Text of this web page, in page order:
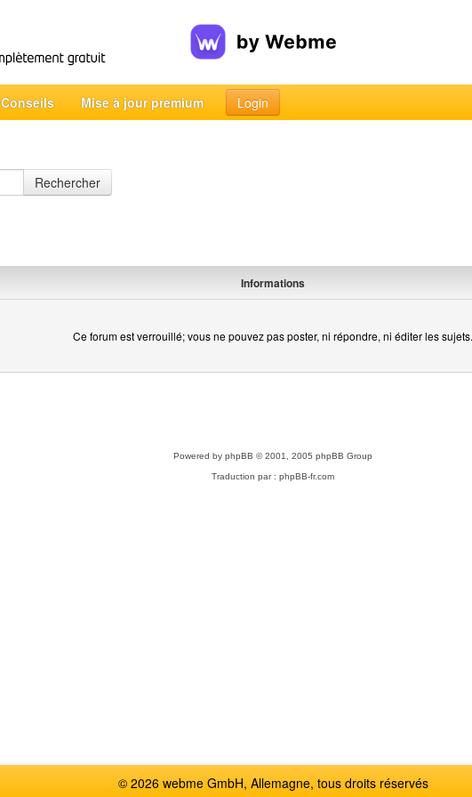
Conseils Mise à jour premium Login
Rechercher
Informations
Ce forum est verrouillé; vous ne pouvez pas poster, ni répondre, ni éditer les sujets.
Powered by phpBB © 2001, 2005 phpBB Group
Traduction par : phpBB-fr.com
© 2026 webme GmbH, Allemagne, tous droits réservés